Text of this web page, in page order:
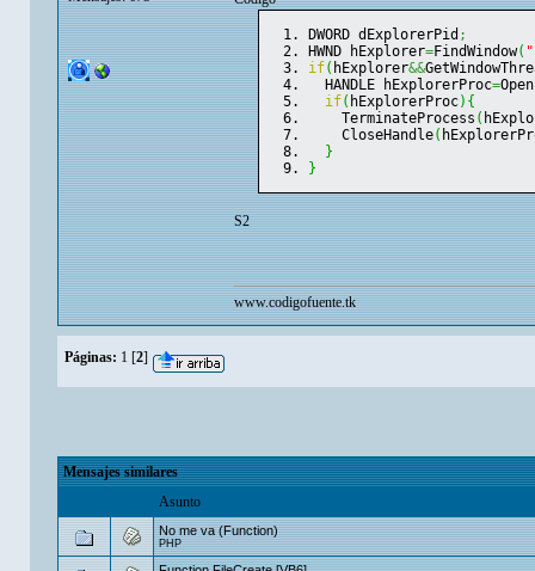
DWORD dExplorerPid ;
HWND hExplorer=FindWindow(
if( hExplorer&&
HANDLE hExplorerProc=
if( hExplorerProc) {
TerminateProcess (
CloseHandle(
}
}
S2
www.codigofuente.tk
Páginas: 1 [2]
Mensajes similares
Asunto
No me va (Function)
PHP